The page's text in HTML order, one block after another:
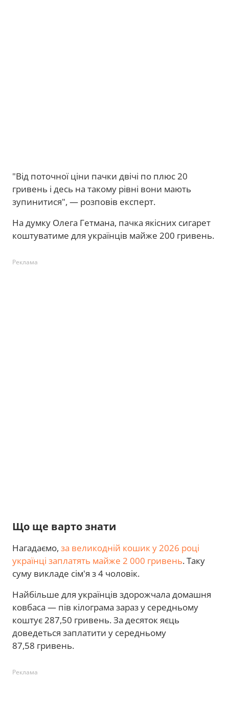
"Від поточної ціни пачки двічі по плюс 20
гривень і десь на такому рівні вони мають
зупинитися", — розповів експерт.
На думку Олега Гетмана, пачка якісних сигарет
коштуватиме для українців майже 200 гривень.
Реклама
Що ще варто знати
Нагадаємо, за великодній кошик у 2026 році
українці заплатять майже 2 000 гривень. Таку
суму викладе сім'я з 4 чоловік.
Найбільше для українців здорожчала домашня
ковбаса — пів кілограма зараз у середньому
коштує 287,50 гривень. За десяток яєць
доведеться заплатити у середньому
87,58 гривень.
Реклама